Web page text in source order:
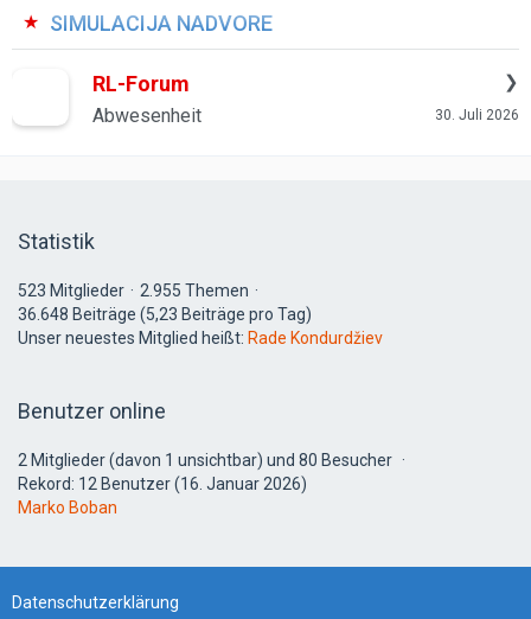
SIMULACIJA NADVORE
RL-Forum
Abwesenheit 30. Juli 2026
Statistik
523 Mitglieder
2.955 Themen
36.648 Beiträge (5,23 Beiträge pro Tag)
Unser neuestes Mitglied heißt: Rade Kondurdžiev
Benutzer online
2 Mitglieder (davon 1 unsichtbar) und 80 Besucher
Rekord: 12 Benutzer (16. Januar 2026)
Marko Boban
Datenschutzerklärung